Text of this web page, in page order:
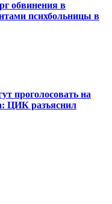
обвинения в
психбольницы в
проголосовать на
ЦИК разъяснил